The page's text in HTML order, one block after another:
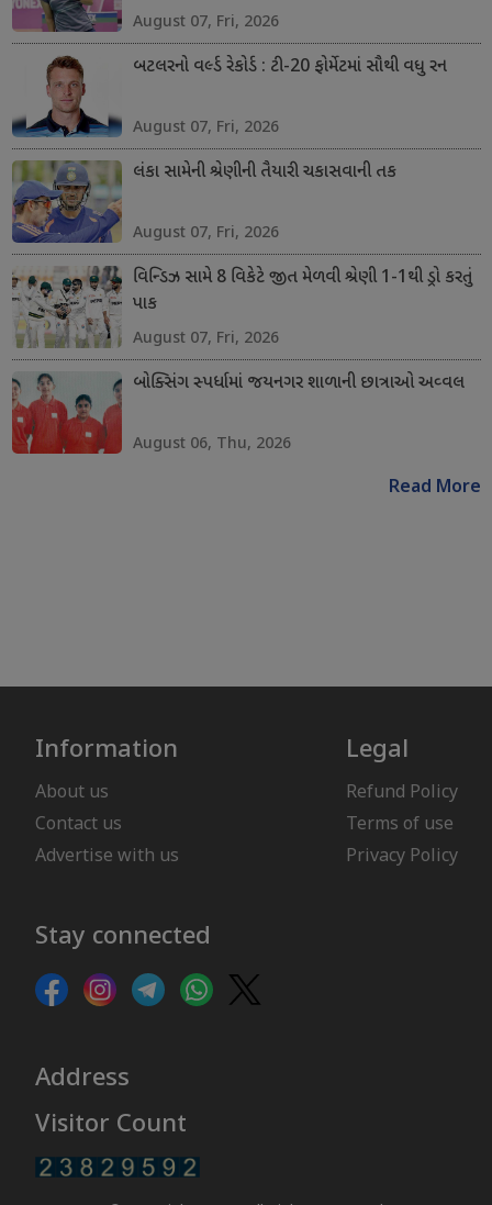
August 07, Fri, 2026
બટલરનો વર્લ્ડ રેકોર્ડ : ટી-20 ફોર્મેટમાં સૌથી વધુ રન
August 07, Fri, 2026
લંકા સામેની શ્રેણીની તૈયારી ચકાસવાની તક
August 07, Fri, 2026
વિન્ડિઝ સામે 8 વિકેટે જીત મેળવી શ્રેણી 1-1થી ડ્રો કરતું
પાક
August 07, Fri, 2026
બોક્સિંગ સ્પર્ધામાં જયનગર શાળાની છાત્રાઓ અવ્વલ
August 06, Thu, 2026
Read More
Information
About us
Contact us
Advertise with us
Legal
Refund Policy
Terms of use
Privacy Policy
Stay connected
Address
Visitor Count